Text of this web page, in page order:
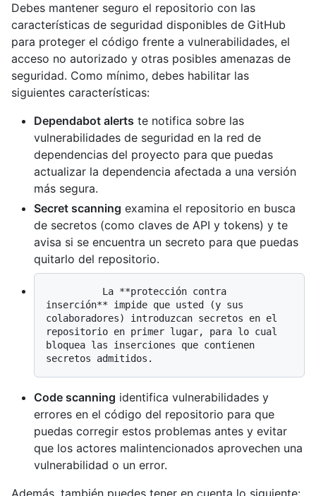
Debes mantener seguro el repositorio con las
características de seguridad disponibles de GitHub
para proteger el código frente a vulnerabilidades, el
acceso no autorizado y otras posibles amenazas de
seguridad. Como mínimo, debes habilitar las
siguientes características:
Dependabot alerts te notifica sobre las
vulnerabilidades de seguridad en la red de
dependencias del proyecto para que puedas
actualizar la dependencia afectada a una versión
más segura.
Secret scanning examina el repositorio en busca
de secretos (como claves de API y tokens) y te
avisa si se encuentra un secreto para que puedas
quitarlo del repositorio.
inserción** impide que usted (y sus
colaboradores) introduzcan secretos en el
repositorio en primer lugar, para lo cual
bloquea las inserciones que contienen
Code scanning identifica vulnerabilidades y
errores en el código del repositorio para que
puedas corregir estos problemas antes y evitar
que los actores malintencionados aprovechen una
vulnerabilidad o un error.